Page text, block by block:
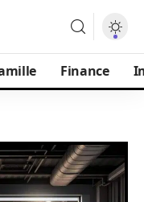
Finance